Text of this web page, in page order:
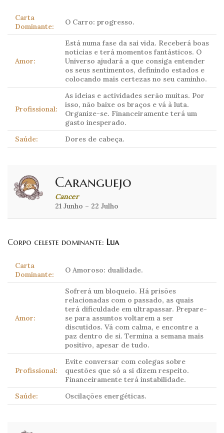
Carta
Dominante:
O Carro: progresso.
Amor:
Está numa fase da sai vida. Receberá boas
noticias e terá momentos fantásticos. O
Universo ajudará a que consiga entender
os seus sentimentos, definindo estados e
colocando mais certezas no seu caminho.
Profissional:
As ideias e actividades serão muitas. Por
isso, não baixe os braços e vá à luta.
Organize-se. Financeiramente terá um
gasto inesperado.
Saúde:
Dores de cabeça.
Caranguejo
Cancer
21 Junho – 22 Julho
Corpo celeste dominante: Lua
Carta
Dominante:
O Amoroso: dualidade.
Amor:
Sofrerá um bloqueio. Há prisões
relacionadas com o passado, as quais
terá dificuldade em ultrapassar. Prepare-
se para assuntos voltarem a ser
discutidos. Vá com calma, e encontre a
paz dentro de si. Termina a semana mais
positivo, apesar de tudo.
Profissional:
Evite conversar com colegas sobre
questões que só a si dizem respeito.
Financeiramente terá instabilidade.
Saúde:
Oscilações energéticas.